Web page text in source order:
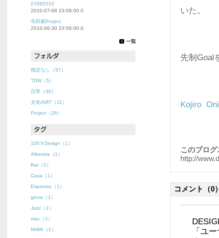
いた。
先制
Kojiro
このブロ
http://
コメント （0
「ユ
07082010
2010-07-08 23:08:00.0
寺田家Project
2010-06-30 23:56:00.0
指定なし（57）
TDW（5）
日常（30）
文化/ART（11）
Project（26）
100％Design（1）
Alberata（1）
Bar（1）
Casa（1）
Espresso（1）
ginza（1）
Jazz（1）
mac（1）
NIWA（1）